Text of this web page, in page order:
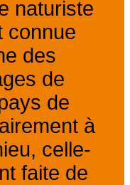
naturiste
connue
des
de
de
à
celle-
faite de